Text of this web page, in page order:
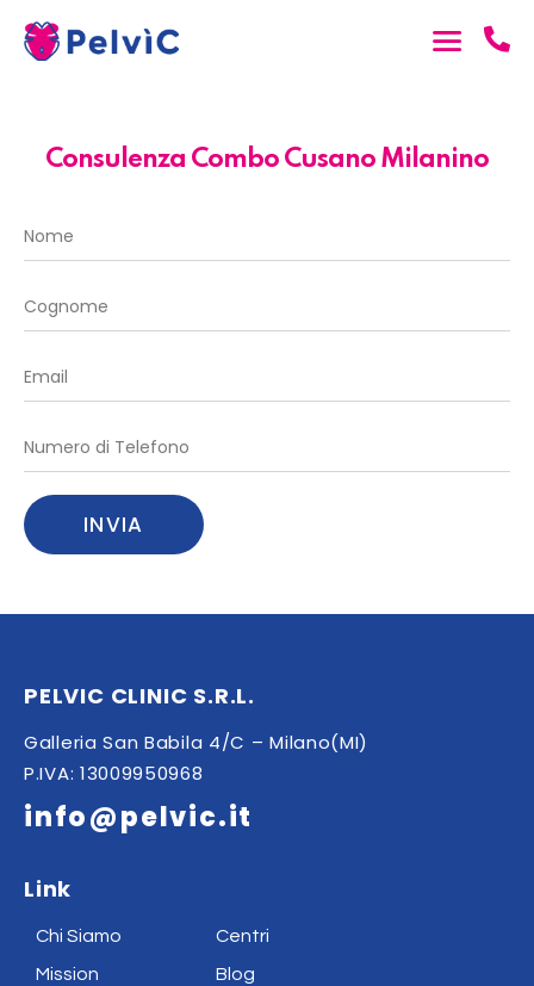
Consulenza Combo Cusano Milanino
INVIA
PELVIC CLINIC S.R.L.
Galleria San Babila 4/C – Milano(MI)
P.IVA: 13009950968
info@pelvic.it
Link
Chi Siamo
Mission
Centri
Blog